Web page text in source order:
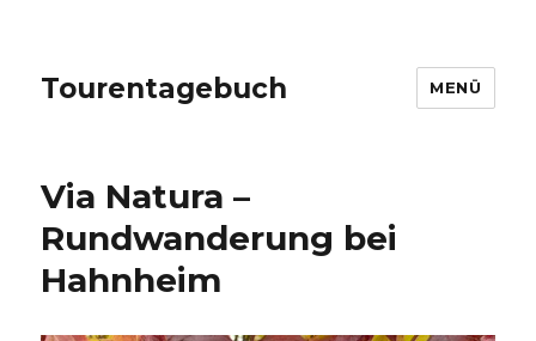
Tourentagebuch MENÜ
Via Natura –
Rundwanderung bei
Hahnheim